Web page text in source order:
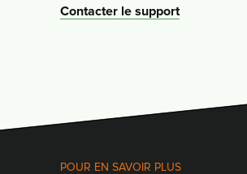
Contacter le support
POUR EN SAVOIR PLUS